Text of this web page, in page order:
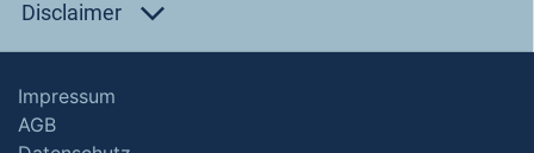
Disclaimer
Impressum
AGB